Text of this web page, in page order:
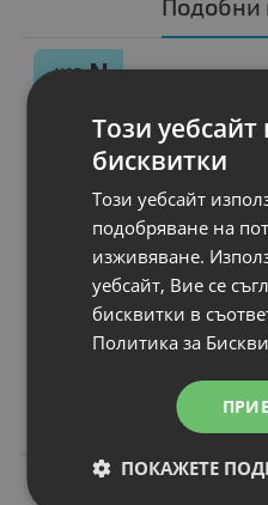
Подобни
НОВ N
Този уебсайт
бисквитки
Този уебсайт
подобряване на
изживяване.
уебсайт, Вие се
бисквитки в
Политика за
ПОКАЖЕТЕ